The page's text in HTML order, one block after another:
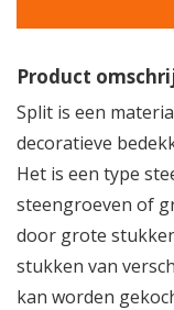
Product
Split is een
decoratieve
Het is een type
steengroeven of
door grote
stukken van
kan worden